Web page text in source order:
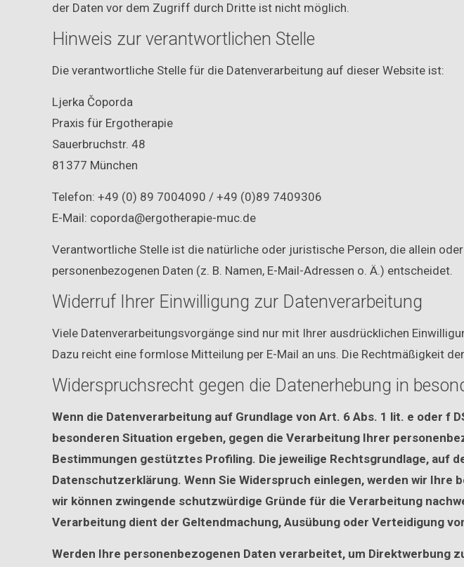
der Daten vor dem Zugriff durch Dritte ist nicht möglich.
Hinweis zur verantwortlichen Stelle
Die verantwortliche Stelle für die Datenverarbeitung auf dieser Website ist:
Ljerka Čoporda
Praxis für Ergotherapie
Sauerbruchstr. 48
81377 München
Telefon: +49 (0) 89 7004090 / +49 (0)89 7409306
E-Mail: coporda@ergotherapie-muc.de
Verantwortliche Stelle ist die natürliche oder juristische Person, die allein
personenbezogenen Daten (z. B. Namen, E-Mail-Adressen o. Ä.) entscheidet.
Widerruf Ihrer Einwilligung zur Datenverarbeitung
Viele Datenverarbeitungsvorgänge sind nur mit Ihrer ausdrücklichen
Dazu reicht eine formlose Mitteilung per E-Mail an uns. Die Rechtmäßigkeit
Widerspruchsrecht gegen die Datenerhebung in
Wenn die Datenverarbeitung auf Grundlage von Art. 6 Abs. 1 lit. e oder f
besonderen Situation ergeben, gegen die Verarbeitung Ihrer
Bestimmungen gestütztes Profiling. Die jeweilige Rechtsgrundlage, auf
Datenschutzerklärung. Wenn Sie Widerspruch einlegen, werden wir
wir können zwingende schutzwürdige Gründe für die Verarbeitung
Verarbeitung dient der Geltendmachung, Ausübung oder Verteidigung
Werden Ihre personenbezogenen Daten verarbeitet, um Direktwerbung